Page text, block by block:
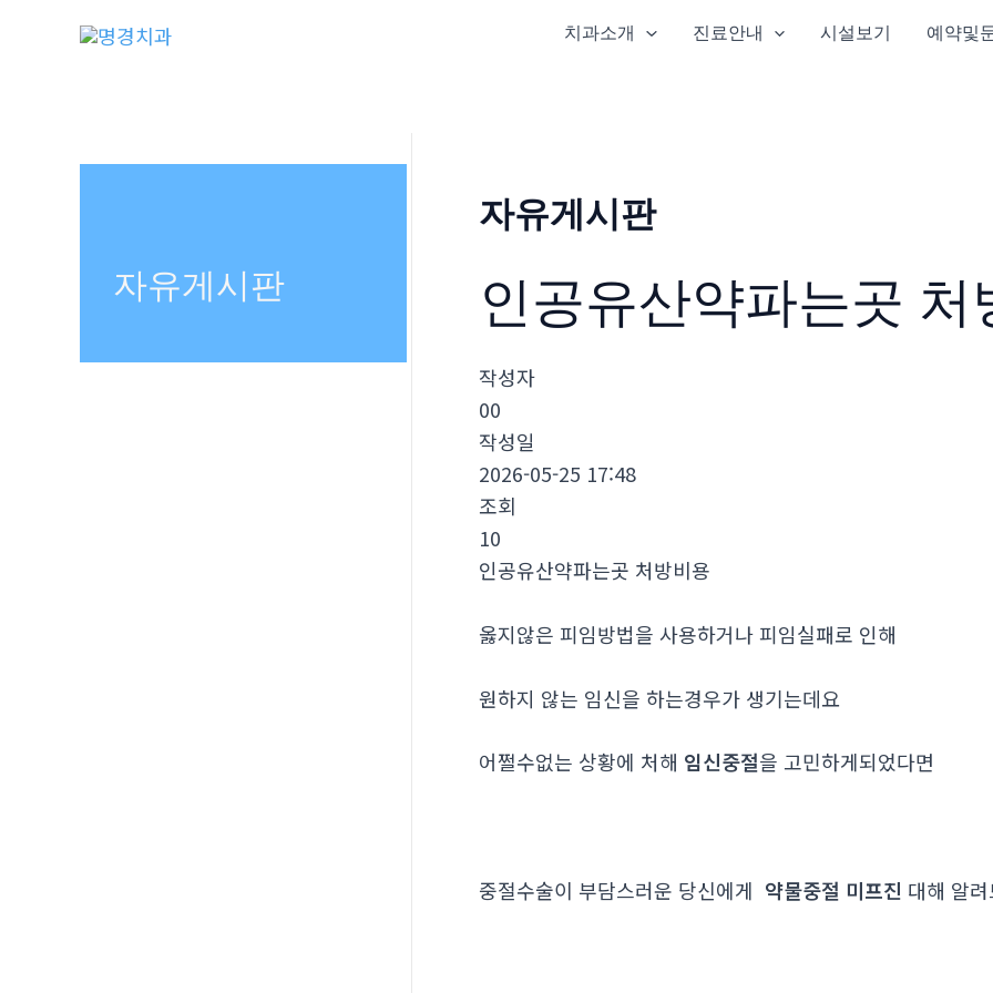
치과소개 진료안내 시설보기 예약및
자유게시판
자유게시판
인공유산약파는곳 처
작성자
00
작성일
2026-05-25 17:48
조회
10
인공유산약파는곳 처방비용
옳지않은 피임방법을 사용하거나 피임실패로 인해
원하지 않는 임신을 하는경우가 생기는데요
어쩔수없는 상황에 처해 임신중절을 고민하게되었다면
중절수술이 부담스러운 당신에게 약물중절 미프진 대해 알